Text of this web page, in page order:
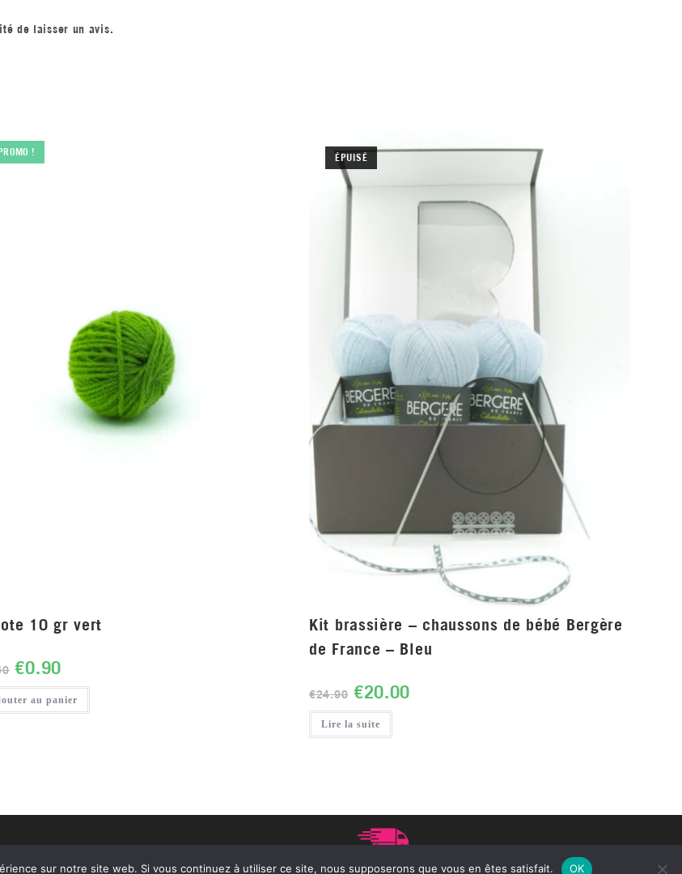
de laisser un avis.
!
10 gr vert
€0.90
au panier
ÉPUISÉ
Kit brassière – chaussons de bébé Bergère
de France – Bleu
€24.90 €20.00
Lire la suite
Livraison gratuite en point relais à partir de 75€ d'achat
sur notre site web. Si vous continuez à utiliser ce site, nous supposerons que vous en êtes satisfait. OK